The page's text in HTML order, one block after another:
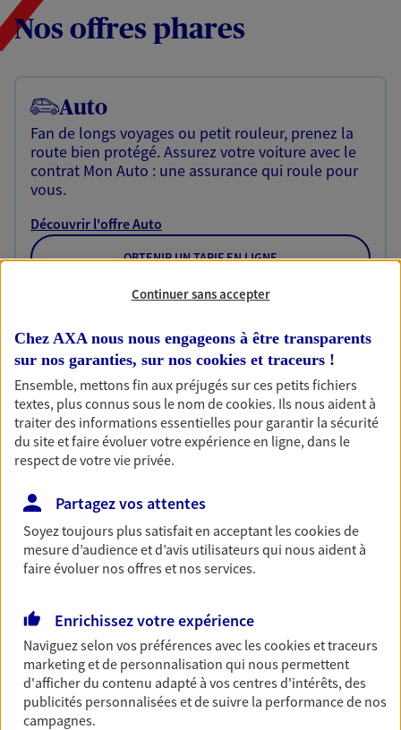
Nos offres phares
Auto
Fan de longs voyages ou petit rouleur, prenez la
route bien protégé. Assurez votre voiture avec le
contrat Mon Auto : une assurance qui roule pour
vous.
Découvrir l'offre Auto
OBTENIR UN TARIF EN LIGNE
Habitation
Votre logement est unique, comme vous. Le
contrat Ma Maison assure votre sérénité en
protégeant ce qui vous tient à coeur.
Découvrir l'offre Habitation
OBTENIR UN TARIF EN LIGNE
Garantie Accidents de la Vie
Bricoleuse, féru de jardinage, pâtissier en herbe
ou grande lectrice… personne n'est à l'abri d'un
Accident, protégez votre qualité de vie et vos
revenus.
Découvrir l'offre Garantie Accidents de la Vie
OBTENIR UN TARIF EN LIGNE
Continuer sans accepter
Chez AXA nous nous engageons à être transparents
sur nos garanties, sur nos cookies et traceurs !
Ensemble, mettons fin aux préjugés sur ces petits fichiers
textes, plus connus sous le nom decookies. Ils nous aident à
traiter des informations essentielles pour garantir la sécurité
du site et faire évoluer votre expérience en ligne, dans le
respect de votre vie privée.
Partagez vos attentes
Soyez toujours plus satisfait en acceptant lescookiesde
mesure d’audience et d’avis utilisateurs qui nous aident à
faire évoluer nos offres et nos services.
Enrichissez votre expérience
Naviguez selon vos préférences avec lescookies et traceurs
marketing et de personnalisation qui nous permettent
d'afficher du contenu adapté à vos centres d'intérêts, des
publicités personnalisées et de suivre la performance de nos
campagnes.